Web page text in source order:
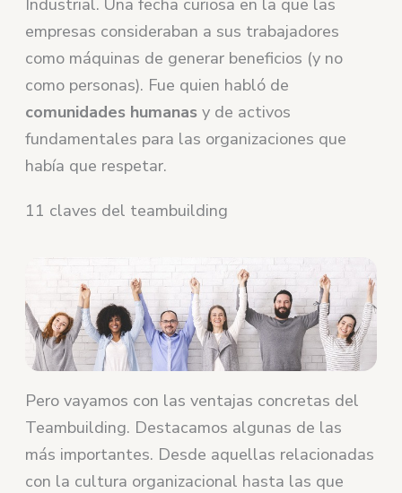
Industrial. Una fecha curiosa en la que las
empresas consideraban a sus trabajadores
como máquinas de generar beneficios (y no
como personas). Fue quien habló de
comunidades humanas y de activos
fundamentales para las organizaciones que
había que respetar.
11 claves del teambuilding
Pero vayamos con las ventajas concretas del
Teambuilding. Destacamos algunas de las
más importantes. Desde aquellas relacionadas
con la cultura organizacional hasta las que